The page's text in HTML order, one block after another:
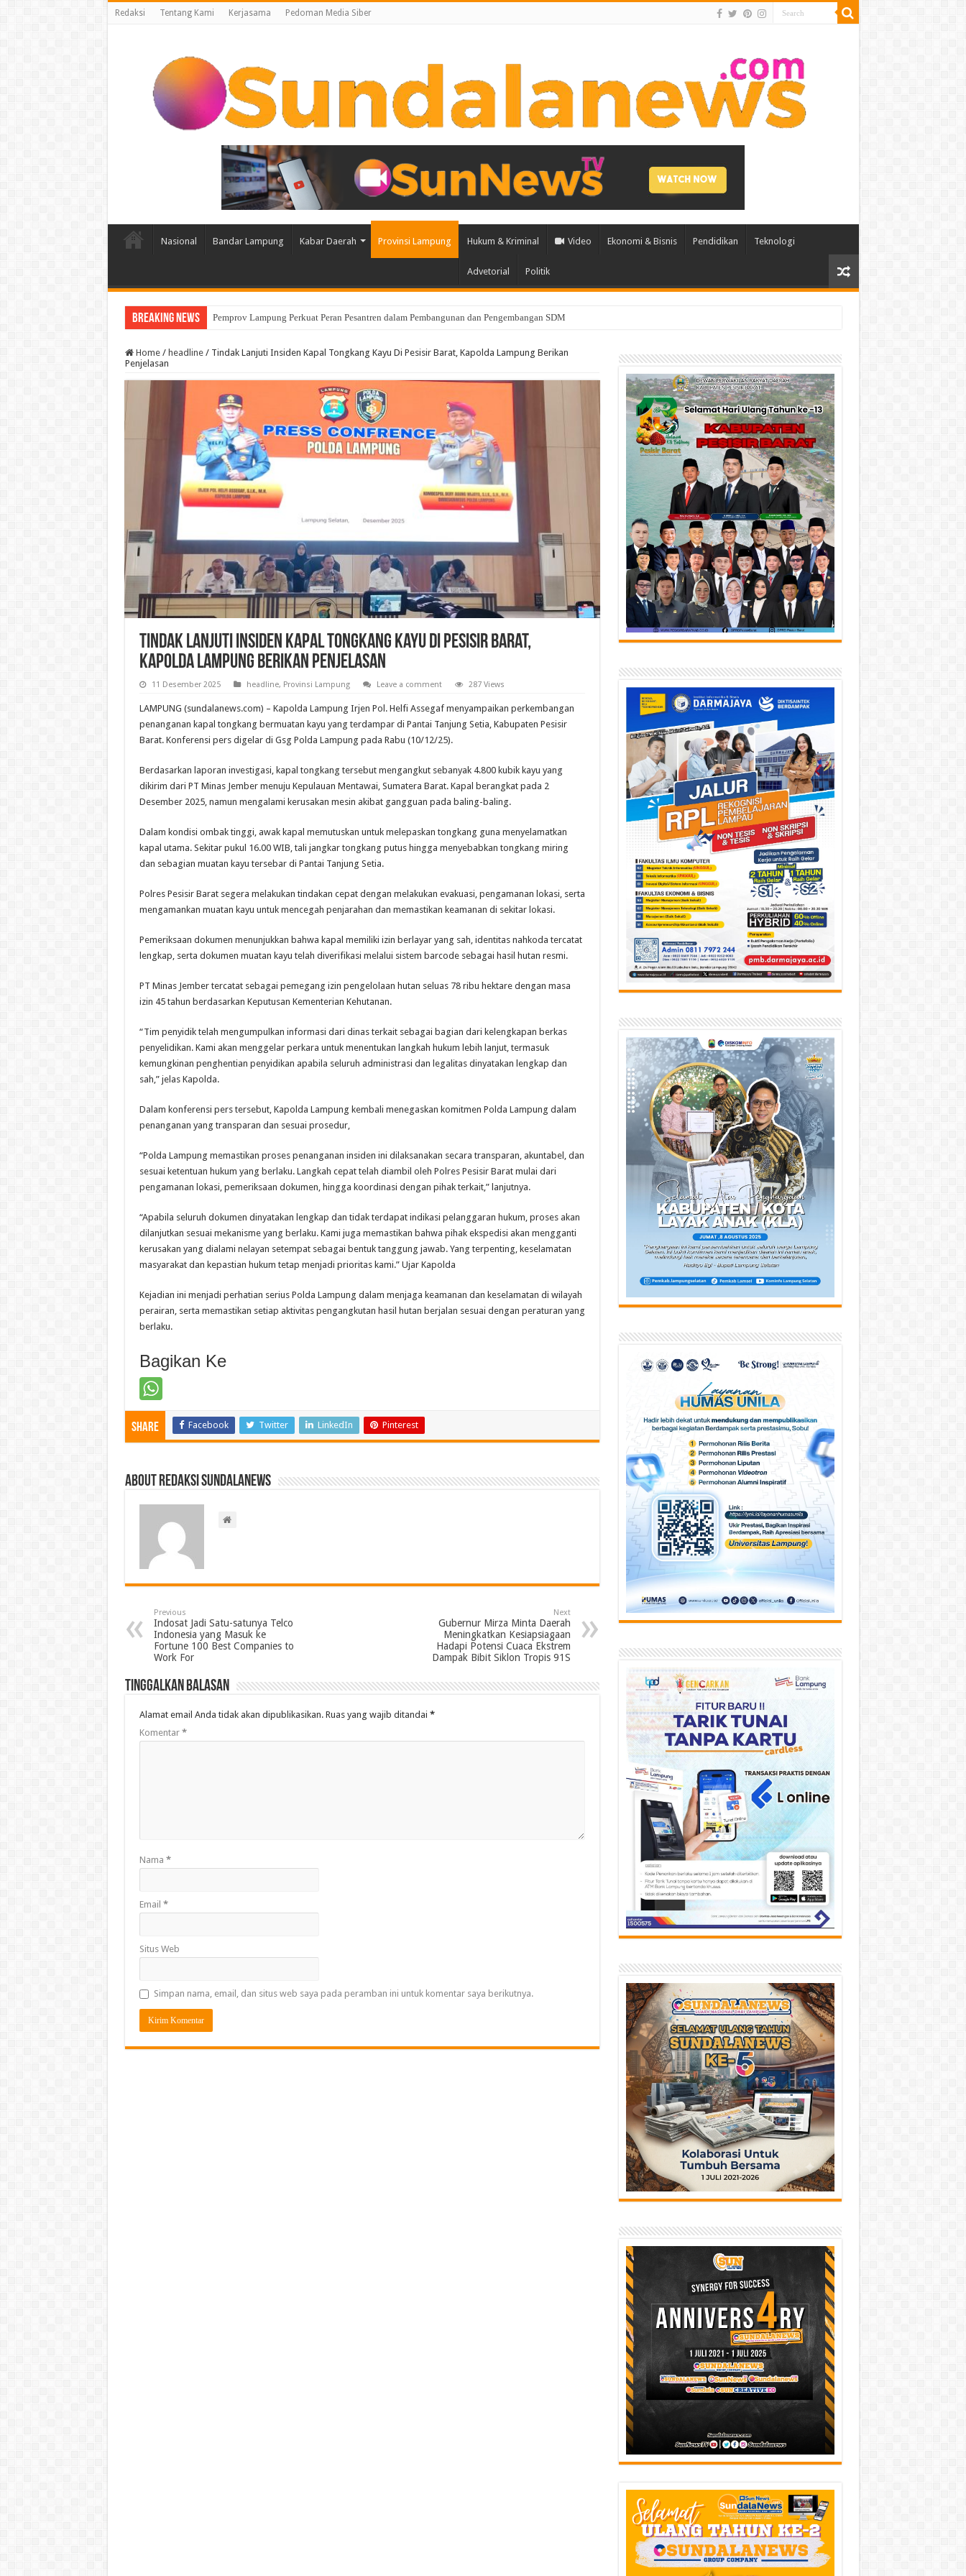
Redaksi Tentang Kami Kerjasama Pedoman Media Siber
Nasional Bandar Lampung Kabar Daerah Provinsi Lampung Hukum & Kriminal Video Ekonomi & Bisnis Pendidikan Teknologi
Advetorial Politik
Breaking News Sensus Ekonomi 2026, Pemprov Lampung Tekankan Pentingnya Data Akurat untuk Kebijakan Tepat Sasaran
Home / headline / Tindak Lanjuti Insiden Kapal Tongkang Kayu Di Pesisir Barat, Kapolda Lampung Berikan
Penjelasan
Tindak Lanjuti Insiden Kapal Tongkang Kayu Di Pesisir Barat,
Kapolda Lampung Berikan Penjelasan
11 Desember 2025 headline, Provinsi Lampung Leave a comment 287 Views
LAMPUNG (sundalanews.com) – Kapolda Lampung Irjen Pol. Helfi Assegaf menyampaikan perkembangan
penanganan kapal tongkang bermuatan kayu yang terdampar di Pantai Tanjung Setia, Kabupaten Pesisir
Barat. Konferensi pers digelar di Gsg Polda Lampung pada Rabu (10/12/25).
Berdasarkan laporan investigasi, kapal tongkang tersebut mengangkut sebanyak 4.800 kubik kayu yang
dikirim dari PT Minas Jember menuju Kepulauan Mentawai, Sumatera Barat. Kapal berangkat pada 2
Desember 2025, namun mengalami kerusakan mesin akibat gangguan pada baling-baling.
Dalam kondisi ombak tinggi, awak kapal memutuskan untuk melepaskan tongkang guna menyelamatkan
kapal utama. Sekitar pukul 16.00 WIB, tali jangkar tongkang putus hingga menyebabkan tongkang miring
dan sebagian muatan kayu tersebar di Pantai Tanjung Setia.
Polres Pesisir Barat segera melakukan tindakan cepat dengan melakukan evakuasi, pengamanan lokasi, serta
mengamankan muatan kayu untuk mencegah penjarahan dan memastikan keamanan di sekitar lokasi.
Pemeriksaan dokumen menunjukkan bahwa kapal memiliki izin berlayar yang sah, identitas nahkoda tercatat
lengkap, serta dokumen muatan kayu telah diverifikasi melalui sistem barcode sebagai hasil hutan resmi.
PT Minas Jember tercatat sebagai pemegang izin pengelolaan hutan seluas 78 ribu hektare dengan masa
izin 45 tahun berdasarkan Keputusan Kementerian Kehutanan.
“Tim penyidik telah mengumpulkan informasi dari dinas terkait sebagai bagian dari kelengkapan berkas
penyelidikan. Kami akan menggelar perkara untuk menentukan langkah hukum lebih lanjut, termasuk
kemungkinan penghentian penyidikan apabila seluruh administrasi dan legalitas dinyatakan lengkap dan
sah,” jelas Kapolda.
Dalam konferensi pers tersebut, Kapolda Lampung kembali menegaskan komitmen Polda Lampung dalam
penanganan yang transparan dan sesuai prosedur,
“Polda Lampung memastikan proses penanganan insiden ini dilaksanakan secara transparan, akuntabel, dan
sesuai ketentuan hukum yang berlaku. Langkah cepat telah diambil oleh Polres Pesisir Barat mulai dari
pengamanan lokasi, pemeriksaan dokumen, hingga koordinasi dengan pihak terkait,” lanjutnya.
“Apabila seluruh dokumen dinyatakan lengkap dan tidak terdapat indikasi pelanggaran hukum, proses akan
dilanjutkan sesuai mekanisme yang berlaku. Kami juga memastikan bahwa pihak ekspedisi akan mengganti
kerusakan yang dialami nelayan setempat sebagai bentuk tanggung jawab. Yang terpenting, keselamatan
masyarakat dan kepastian hukum tetap menjadi prioritas kami.” Ujar Kapolda
Kejadian ini menjadi perhatian serius Polda Lampung dalam menjaga keamanan dan keselamatan di wilayah
perairan, serta memastikan setiap aktivitas pengangkutan hasil hutan berjalan sesuai dengan peraturan yang
berlaku.
Bagikan Ke
Share Facebook Twitter LinkedIn Pinterest
About Redaksi Sundalanews
Previous
Indosat Jadi Satu-satunya Telco
Indonesia yang Masuk ke
Fortune 100 Best Companies to
Work For
Next
Gubernur Mirza Minta Daerah
Meningkatkan Kesiapsiagaan
Hadapi Potensi Cuaca Ekstrem
Dampak Bibit Siklon Tropis 91S
Tinggalkan Balasan
Alamat email Anda tidak akan dipublikasikan. Ruas yang wajib ditandai *
Komentar *
Nama *
Email *
Situs Web
Simpan nama, email, dan situs web saya pada peramban ini untuk komentar saya berikutnya.